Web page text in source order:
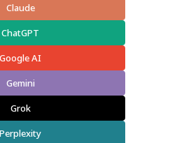
Claude
ChatGPT
Google AI
Gemini
Grok
Perplexity